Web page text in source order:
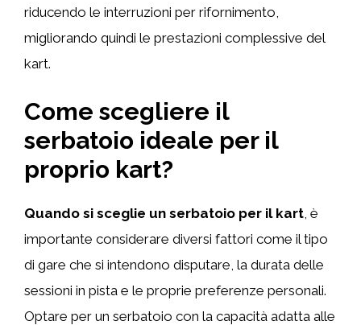
riducendo le interruzioni per rifornimento,
migliorando quindi le prestazioni complessive del
kart.
Come scegliere il
serbatoio ideale per il
proprio kart?
Quando si sceglie un serbatoio per il kart , è
importante considerare diversi fattori come il tipo
di gare che si intendono disputare, la durata delle
sessioni in pista e le proprie preferenze personali.
Optare per un serbatoio con la capacità adatta alle